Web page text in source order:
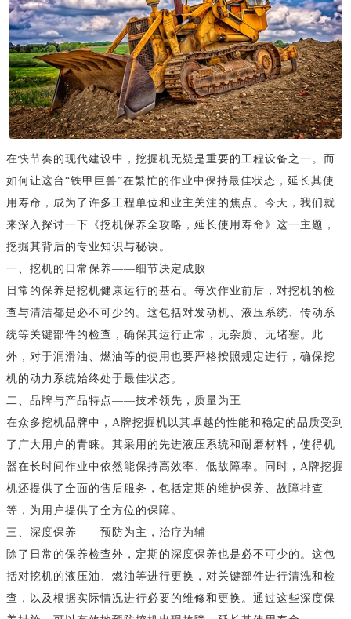
在快节奏的现代建设中，挖掘机无疑是重要的工程设备之一。而
如何让这台“铁甲巨兽”在繁忙的作业中保持最佳状态，延长其使
用寿命，成为了许多工程单位和业主关注的焦点。今天，我们就
来深入探讨一下《挖机保养全攻略，延长使用寿命》这一主题，
挖掘其背后的专业知识与秘诀。
一、挖机的日常保养——细节决定成败
日常的保养是挖机健康运行的基石。每次作业前后，对挖机的检
查与清洁都是必不可少的。这包括对发动机、液压系统、传动系
统等关键部件的检查，确保其运行正常，无杂质、无堵塞。此
外，对于润滑油、燃油等的使用也要严格按照规定进行，确保挖
机的动力系统始终处于最佳状态。
二、品牌与产品特点——技术领先，质量为王
在众多挖机品牌中，A牌挖掘机以其卓越的性能和稳定的品质受到
了广大用户的青睐。其采用的先进液压系统和耐磨材料，使得机
器在长时间作业中依然能保持高效率、低故障率。同时，A牌挖掘
机还提供了全面的售后服务，包括定期的维护保养、故障排查
等，为用户提供了全方位的保障。
三、深度保养——预防为主，治疗为辅
除了日常的保养检查外，定期的深度保养也是必不可少的。这包
括对挖机的液压油、燃油等进行更换，对关键部件进行清洗和检
查，以及根据实际情况进行必要的维修和更换。通过这些深度保